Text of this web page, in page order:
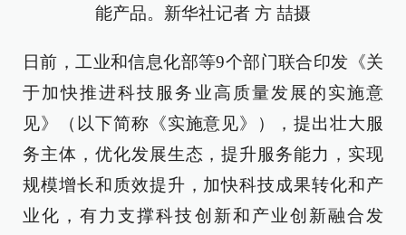
能产品。新华社记者 方 喆摄
日前，工业和信息化部等9个部门联合印发《关
于加快推进科技服务业高质量发展的实施意
见》（以下简称《实施意见》），提出壮大服
务主体，优化发展生态，提升服务能力，实现
规模增长和质效提升，加快科技成果转化和产
业化，有力支撑科技创新和产业创新融合发